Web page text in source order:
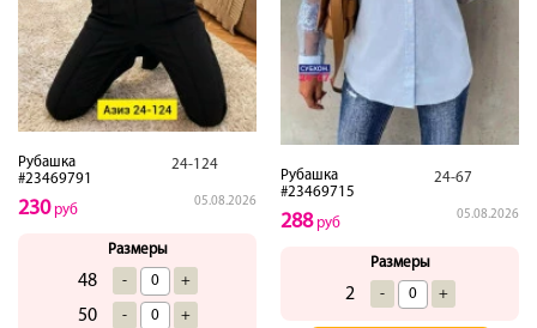
Рубашка
#23469791
24-124
05.08.2026
230руб
Размеры
48 - +
50 - +
Рубашка
#23469715
24-67
05.08.2026
288руб
Размеры
2 - +